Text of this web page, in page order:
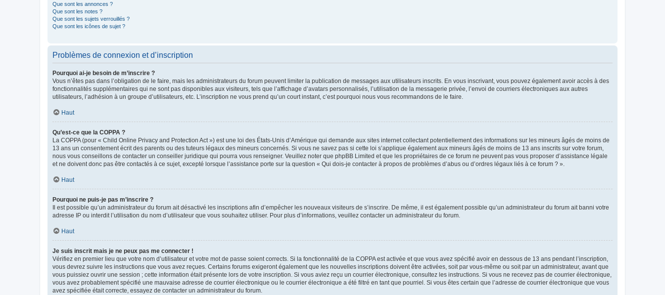
Que sont les annonces ?
Que sont les notes ?
Que sont les sujets verrouillés ?
Que sont les icônes de sujet ?
Problèmes de connexion et d’inscription
Pourquoi ai-je besoin de m’inscrire ?
Vous n’êtes pas dans l’obligation de le faire, mais les administrateurs du forum peuvent limiter la publication de messages aux utilisateurs inscrits. En vous inscrivant, vous pouvez également avoir accès à des
fonctionnalités supplémentaires qui ne sont pas disponibles aux visiteurs, tels que l’affichage d’avatars personnalisés, l’utilisation de la messagerie privée, l’envoi de courriers électroniques aux autres
utilisateurs, l’adhésion à un groupe d’utilisateurs, etc. L’inscription ne vous prend qu’un court instant, c’est pourquoi nous vous recommandons de le faire.
Haut
Qu’est-ce que la COPPA ?
La COPPA (pour « Child Online Privacy and Protection Act ») est une loi des États-Unis d’Amérique qui demande aux sites internet collectant potentiellement des informations sur les mineurs âgés de moins de
13 ans un consentement écrit des parents ou des tuteurs légaux des mineurs concernés. Si vous ne savez pas si cette loi s’applique également aux mineurs âgés de moins de 13 ans inscrits sur votre forum,
nous vous conseillons de contacter un conseiller juridique qui pourra vous renseigner. Veuillez noter que phpBB Limited et que les propriétaires de ce forum ne peuvent pas vous proposer d’assistance légale
et ne doivent donc pas être contactés à ce sujet, excepté lorsque l’assistance porte sur la question « Qui dois-je contacter à propos de problèmes d’abus ou d’ordres légaux liés à ce forum ? ».
Haut
Pourquoi ne puis-je pas m’inscrire ?
Il est possible qu’un administrateur du forum ait désactivé les inscriptions afin d’empêcher les nouveaux visiteurs de s’inscrire. De même, il est également possible qu’un administrateur du forum ait banni votre
adresse IP ou interdit l’utilisation du nom d’utilisateur que vous souhaitez utiliser. Pour plus d’informations, veuillez contacter un administrateur du forum.
Haut
Je suis inscrit mais je ne peux pas me connecter !
Vérifiez en premier lieu que votre nom d’utilisateur et votre mot de passe soient corrects. Si la fonctionnalité de la COPPA est activée et que vous avez spécifié avoir en dessous de 13 ans pendant l’inscription,
vous devrez suivre les instructions que vous avez reçues. Certains forums exigeront également que les nouvelles inscriptions doivent être activées, soit par vous-même ou soit par un administrateur, avant que
vous puissiez ouvrir une session ; cette information était présente lors de votre inscription. Si vous aviez reçu un courrier électronique, consultez les instructions. Si vous ne recevez pas de courrier électronique,
vous avez probablement spécifié une mauvaise adresse de courrier électronique ou le courrier électronique a été filtré en tant que pourriel. Si vous êtes certain que l’adresse de courrier électronique que vous
avez spécifiée était correcte, essayez de contacter un administrateur du forum.